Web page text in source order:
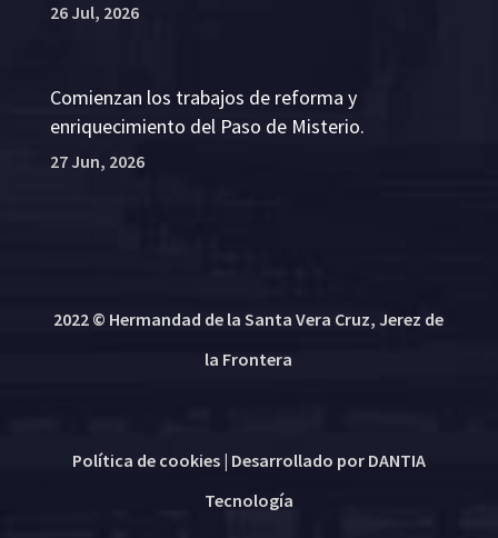
26 Jul, 2026
Comienzan los trabajos de reforma y
enriquecimiento del Paso de Misterio.
27 Jun, 2026
2022 © Hermandad de la Santa Vera Cruz, Jerez de
la Frontera
Política de cookies| Desarrollado por DANTIA
Tecnología